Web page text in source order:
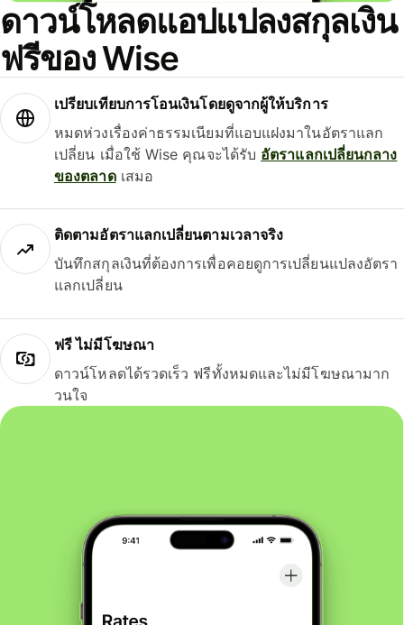
ดาวน์โหลดแอปแปลงสกุลเงิน
ฟรีของ Wise
เปรียบเทียบการโอนเงินโดยดูจากผู้ให้บริการ
หมดห่วงเรื่องค่าธรรมเนียมที่แอบแฝงมาในอัตราแลก
เปลี่ยน เมื่อใช้ Wise คุณจะได้รับ อัตราแลกเปลี่ยนกลาง
ของตลาดเสมอ
ติดตามอัตราแลกเปลี่ยนตามเวลาจริง
บันทึกสกุลเงินที่ต้องการเพื่อคอยดูการเปลี่ยนแปลงอัตรา
แลกเปลี่ยน
ฟรี ไม่มีโฆษณา
ดาวน์โหลดได้รวดเร็ว ฟรีทั้งหมดและไม่มีโฆษณามาก
วนใจ